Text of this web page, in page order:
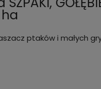
ptaków i małych